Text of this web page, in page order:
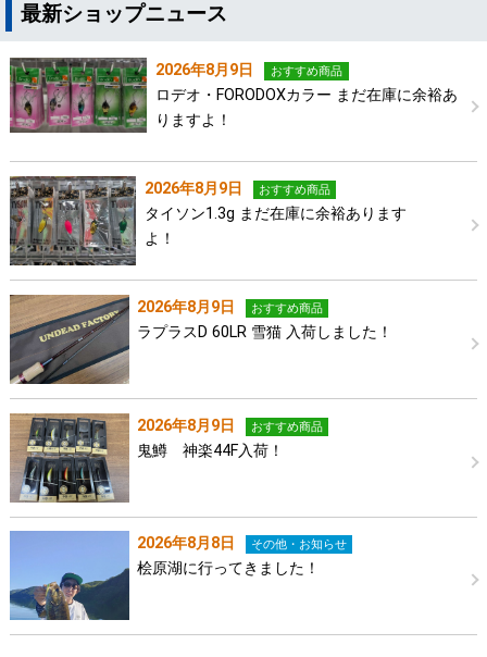
最新ショップニュース
2026年8月9日 おすすめ商品
ロデオ・FORODOXカラー まだ在庫に余裕あ
りますよ！
2026年8月9日 おすすめ商品
タイソン1.3g まだ在庫に余裕あります
よ！
2026年8月9日 おすすめ商品
ラプラスD 60LR 雪猫 入荷しました！
2026年8月9日 おすすめ商品
鬼鱒 神楽44F入荷！
2026年8月8日 その他・お知らせ
桧原湖に行ってきました！